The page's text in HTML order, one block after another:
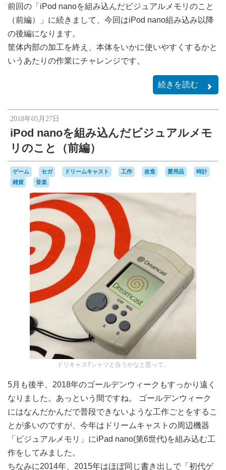
前回の「iPod nanoを組み込んだビジュアルメモリのこと
（前編）」に続きまして、今回はiPod nano組み込み以降
の後編になります。
筐体内部の加工を終え、本体をいかに使いやすくするかと
いうあたりの作業にチャレンジです。
続きを読む
2018年05月27日
iPod nanoを組み込んだビジュアルメモ
リのこと（前編）
ゲーム セガ ドリームキャスト 工作 改造 愛用品
時計
雑貨
音楽
ドリキャスTシャツと合うかなと思って。
5月も後半、2018年のゴールデンウィークもすっかり遠く
なりました。あっという間ですね。 ゴールデンウィーク
にはなんだかんだで普段できないような工作ごとをするこ
とが多いのですが、今年はドリームキャストの周辺機器
「ビジュアルメモリ」にiPad nano(第6世代)を組み込む工
作をしてみました。
ちなみに2014年、2015年はほぼ同じ書き出しで「初代ゲ